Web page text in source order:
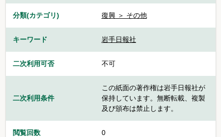
分類(カテゴリ) 復興 ＞ その他
キーワード 岩手日報社
二次利用可否 不可
二次利用条件
この紙面の著作権は岩手日報社が
保持しています。無断転載、複製
及び頒布は禁止します。
閲覧回数 0